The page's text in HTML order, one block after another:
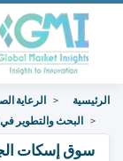
الرئيسية الرعاية
البحث والتطوير في
سوق إسكات